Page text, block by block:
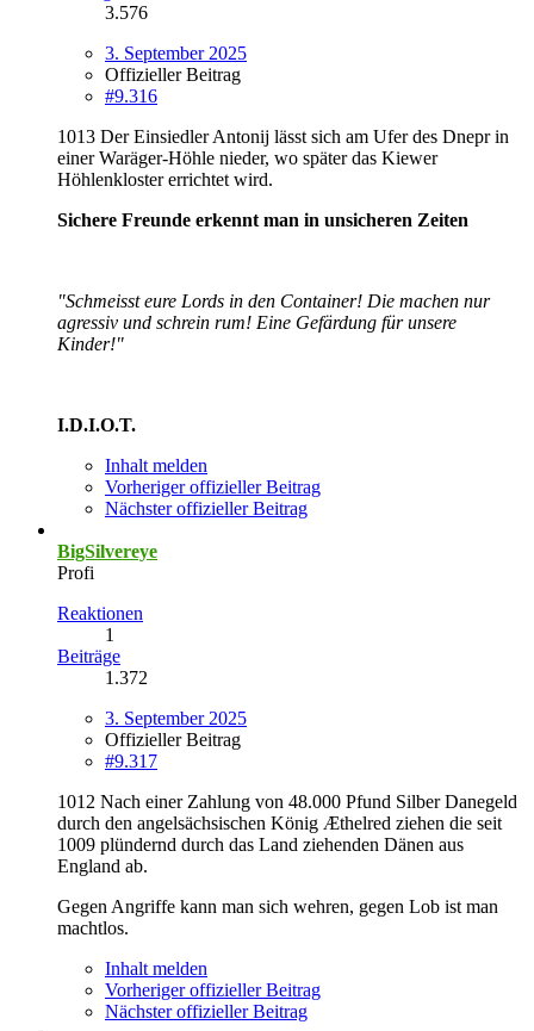
3.576
3. September 2025
Offizieller Beitrag
#9.316
1013 Der Einsiedler Antonij lässt sich am Ufer des Dnepr in
einer Waräger-Höhle nieder, wo später das Kiewer
Höhlenkloster errichtet wird.
Sichere Freunde erkennt man in unsicheren Zeiten
"Schmeisst eure Lords in den Container! Die machen nur
agressiv und schrein rum! Eine Gefärdung für unsere
Kinder!"
I.D.I.O.T.
Inhalt melden
Vorheriger offizieller Beitrag
Nächster offizieller Beitrag
BigSilvereye
Profi
Reaktionen
1
Beiträge
1.372
3. September 2025
Offizieller Beitrag
#9.317
1012 Nach einer Zahlung von 48.000 Pfund Silber Danegeld
durch den angelsächsischen König Æthelred ziehen die seit
1009 plündernd durch das Land ziehenden Dänen aus
England ab.
Gegen Angriffe kann man sich wehren, gegen Lob ist man
machtlos.
Inhalt melden
Vorheriger offizieller Beitrag
Nächster offizieller Beitrag